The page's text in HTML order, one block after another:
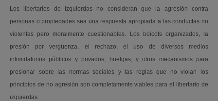
Los libertarios de izquierdas no consideran que la agresión contra
personas o propiedades sea una respuesta apropiada a las conductas no
violentas pero moralmente cuestionables. Los boicots organizados, la
presión por vergüenza, el rechazo, el uso de diversos medios
intimidatorios públicos y privados, huelgas, y otros mecanismos para
presionar sobre las normas sociales y las reglas que no violan los
principios de no agresión son completamente viables para el libertario de
izquierdas.